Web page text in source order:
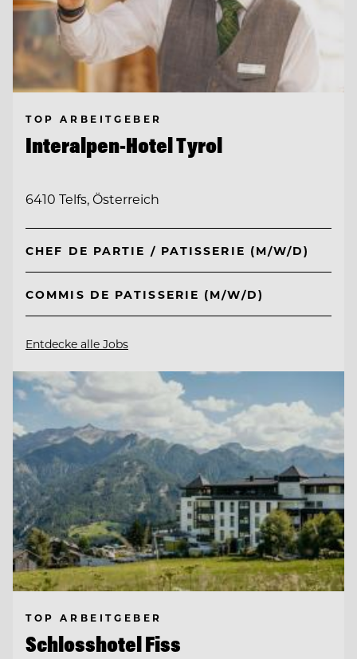
TOP ARBEITGEBER
Interalpen-Hotel Tyrol
6410 Telfs, Österreich
CHEF DE PARTIE / PATISSERIE (M/W/D)
COMMIS DE PATISSERIE (M/W/D)
Entdecke alle Jobs
TOP ARBEITGEBER
Schlosshotel Fiss